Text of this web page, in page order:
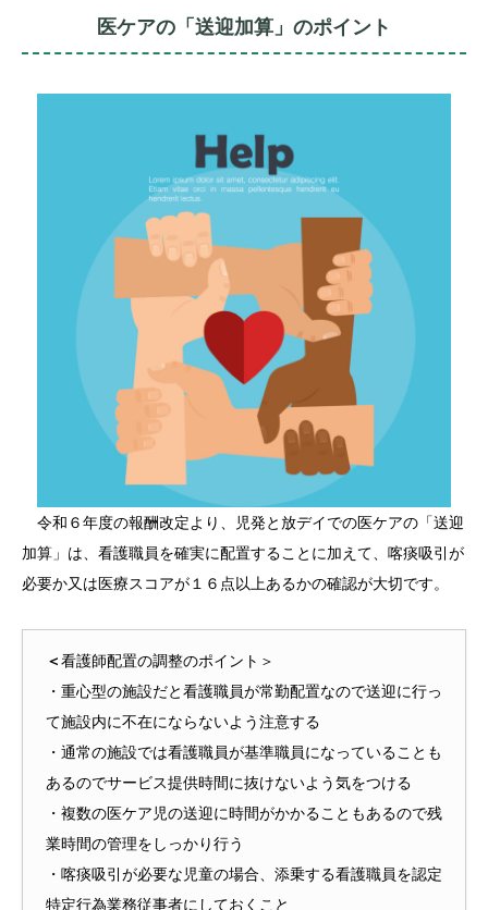
医ケアの「送迎加算」のポイント
令和６年度の報酬改定より、児発と放デイでの医ケアの「送迎
加算」は、看護職員を確実に配置することに加えて、喀痰吸引が
必要か又は医療スコアが１６点以上あるかの確認が大切です。
＜看護師配置の調整のポイント＞
・重心型の施設だと看護職員が常勤配置なので送迎に行っ
て施設内に不在にならないよう注意する
・通常の施設では看護職員が基準職員になっていることも
あるのでサービス提供時間に抜けないよう気をつける
・複数の医ケア児の送迎に時間がかかることもあるので残
業時間の管理をしっかり行う
・喀痰吸引が必要な児童の場合、添乗する看護職員を認定
特定行為業務従事者にしておくこと